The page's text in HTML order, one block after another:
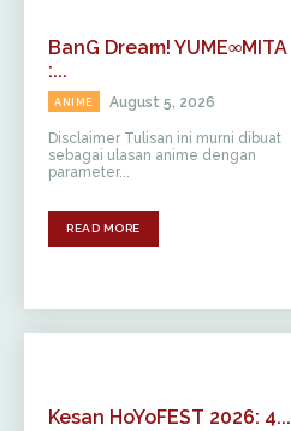
BanG Dream! YUME∞MITA
:...
ANIME August 5, 2026
Disclaimer Tulisan ini murni dibuat
sebagai ulasan anime dengan
parameter...
READ MORE
Kesan HoYoFEST 2026: 4...